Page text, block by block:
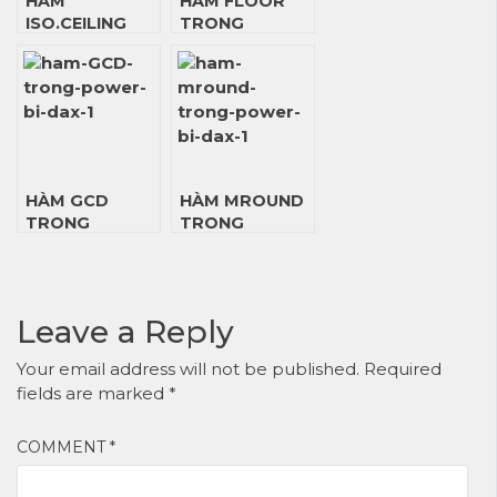
ISO.CEILING
POWER BI DAX
TRONG
HÀM GCD
TRONG
HÀM MROUND
TRONG
Leave a Reply
Your email address will not be published. Required
fields are marked *
COMMENT*